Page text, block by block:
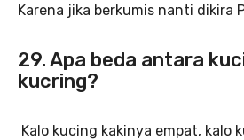
Karena jika berkumis nanti dikira
29. Apa beda antara
kucring?
Kalo kucing kakinya empat, kalo